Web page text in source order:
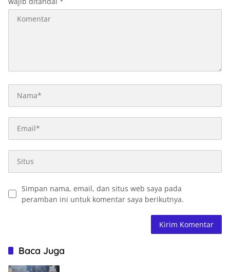
Simpan nama, email, dan situs web saya pada
peramban ini untuk komentar saya berikutnya.
Baca Juga